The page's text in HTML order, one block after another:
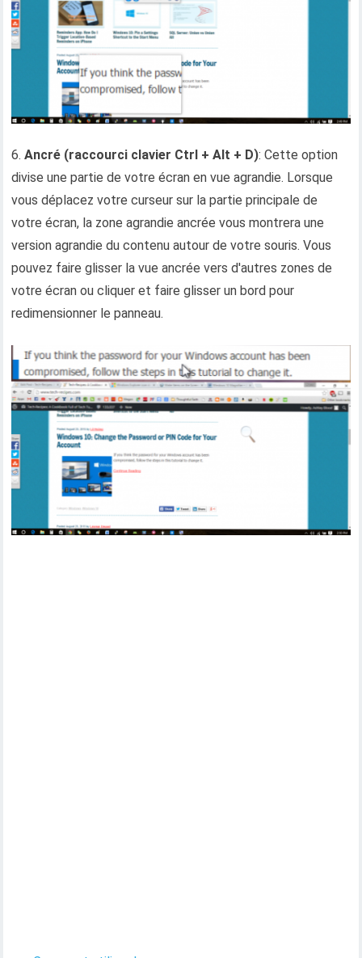
6.Ancré (raccourci clavier Ctrl + Alt + D): Cette option
divise une partie de votre écran en vue agrandie. Lorsque
vous déplacez votre curseur sur la partie principale de
votre écran, la zone agrandie ancrée vous montrera une
version agrandie du contenu autour de votre souris. Vous
pouvez faire glisser la vue ancrée vers d'autres zones de
votre écran ou cliquer et faire glisser un bord pour
redimensionner le panneau.